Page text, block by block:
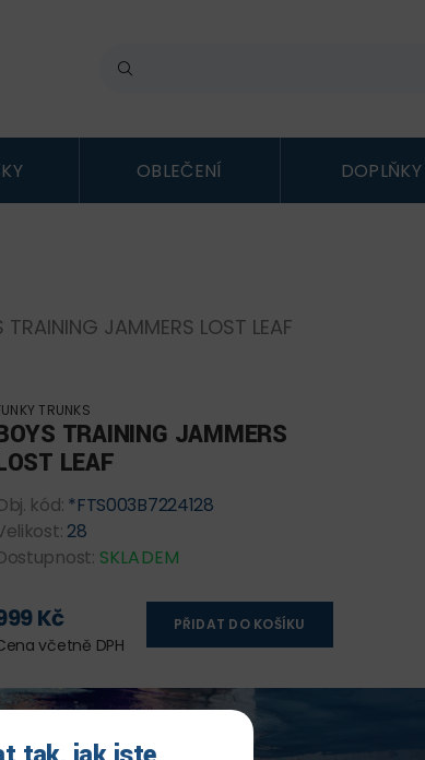
OBLEČENÍ DOPLŇKY
TRAINING JAMMERS LOST LEAF
TRUNKS
TRAINING JAMMERS
LEAF
kód: *FTS003B7224128
28
SKLADEM
Kč
včetně DPH
PŘIDAT DO KOŠÍKU